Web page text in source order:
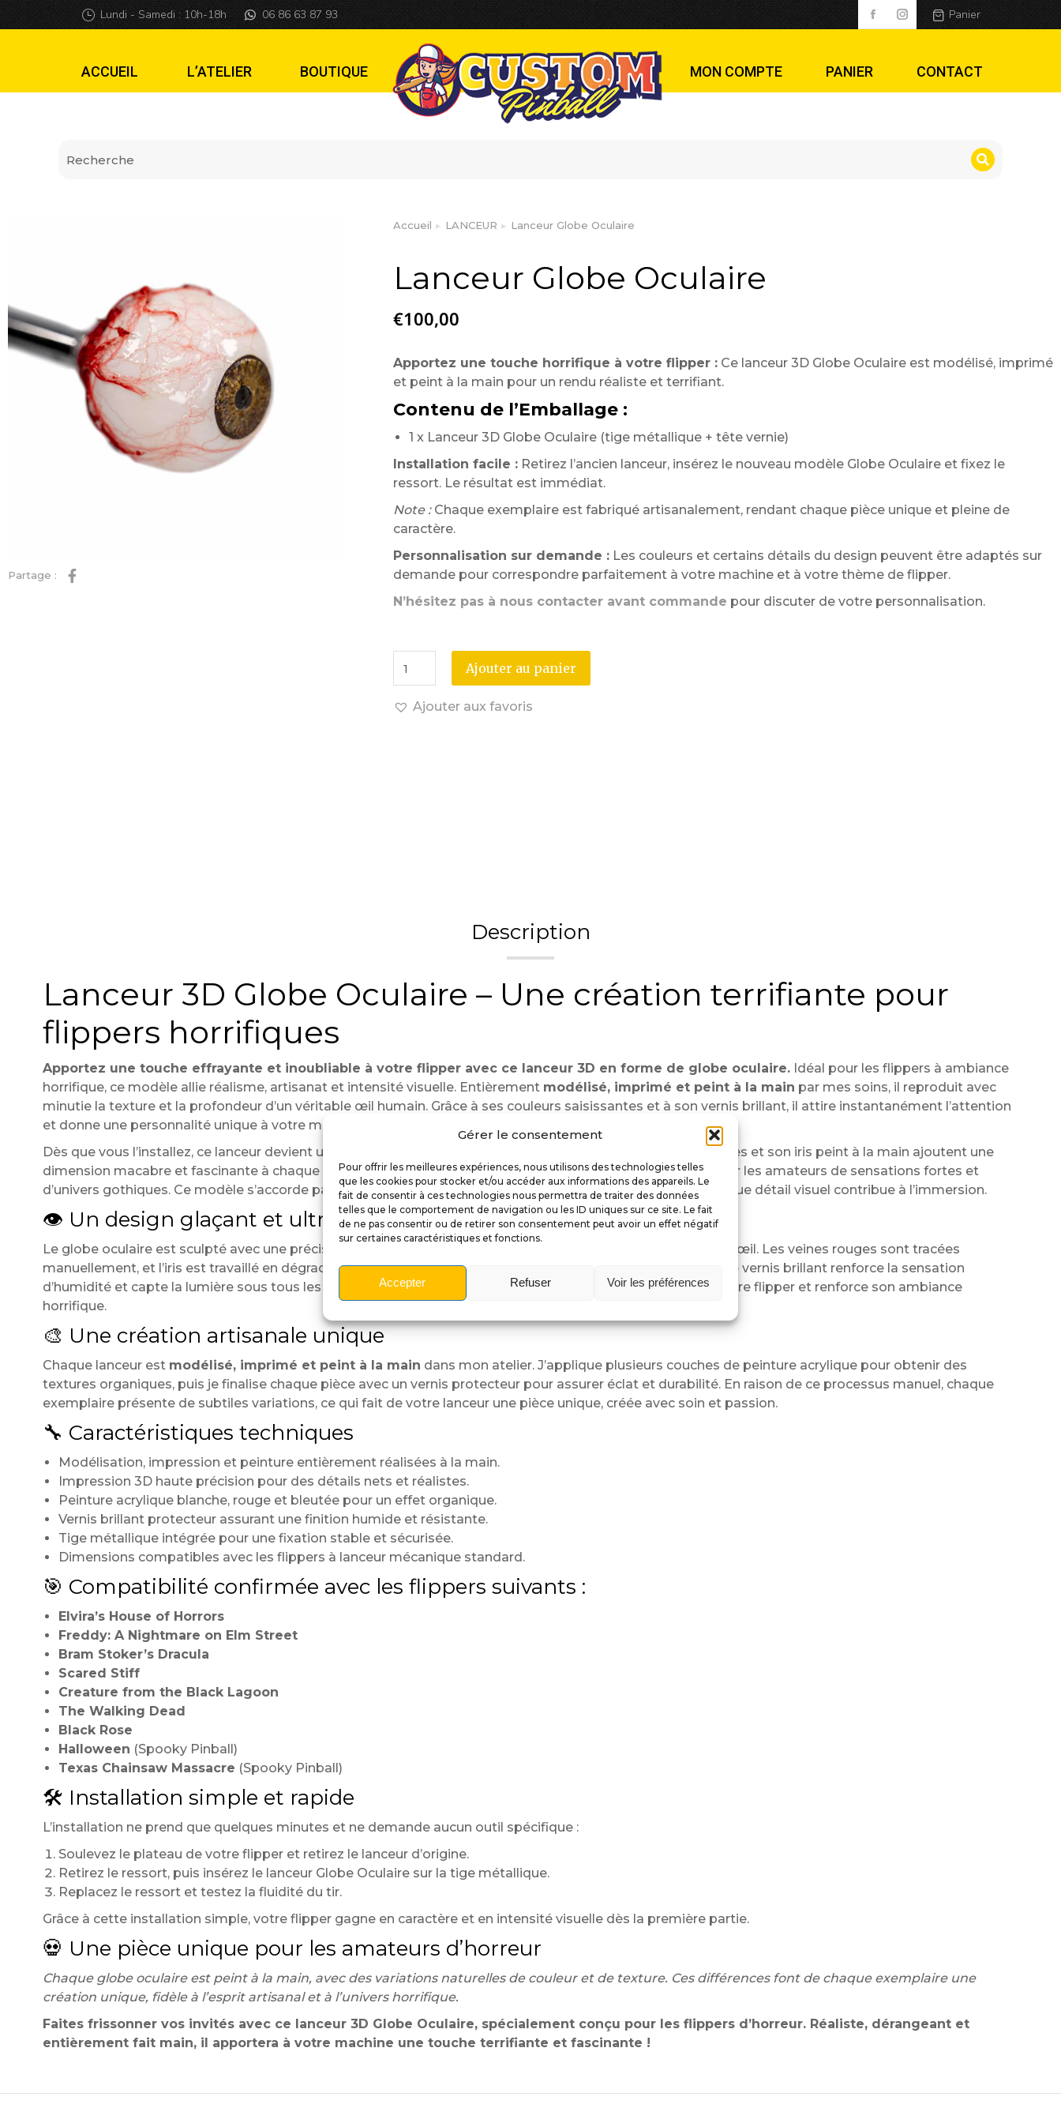
Gérer le consentement
Pour offrir les meilleures expériences, nous utilisons des technologies telles
que les cookies pour stocker et/ou accéder aux informations des appareils. Le
fait de consentir à ces technologies nous permettra de traiter des données
telles que le comportement de navigation ou les ID uniques sur ce site. Le fait
de ne pas consentir ou de retirer son consentement peut avoir un effet négatif
sur certaines caractéristiques et fonctions.
Accepter Refuser Voir les préférences
Lanceur Globe Oculaire
Lundi - Samedi : 10h-18h 06 86 63 87 93 Panier
ACCUEIL L’ATELIER BOUTIQUE MON COMPTE PANIER CONTACT
Partage :
Vous êtes ici :
Accueil LANCEUR Lanceur Globe Oculaire
Lanceur Globe Oculaire
€100,00
Apportez une touche horrifique à votre flipper :Ce lanceur 3D Globe Oculaire est modélisé, imprimé
et peint à la main pour un rendu réaliste et terrifiant.
Contenu de l’Emballage :
1 x Lanceur 3D Globe Oculaire (tige métallique + tête vernie)
Installation facile :Retirez l’ancien lanceur, insérez le nouveau modèle Globe Oculaire et fixez le
ressort. Le résultat est immédiat.
Note :Chaque exemplaire est fabriqué artisanalement, rendant chaque pièce unique et pleine de
caractère.
Personnalisation sur demande :Les couleurs et certains détails du design peuvent être adaptés sur
demande pour correspondre parfaitement à votre machine et à votre thème de flipper.
N’hésitez pas à nous contacter avant commande pour discuter de votre personnalisation.
Ajouter au panier
Ajouter aux favoris
Description
Lanceur 3D Globe Oculaire – Une création terrifiante pour
flippers horrifiques
Apportez une touche effrayante et inoubliable à votre flipper avec ce lanceur 3D en forme de globe oculaire.Idéal pour les flippers à ambiance
horrifique, ce modèle allie réalisme, artisanat et intensité visuelle. Entièrement modélisé, imprimé et peint à la main par mes soins, il reproduit avec
minutie la texture et la profondeur d’un véritable œil humain. Grâce à ses couleurs saisissantes et à son vernis brillant, il attire instantanément l’attention
et donne une personnalité unique à votre machine.
Dès que vous l’installez, ce lanceur devient un point focal de votre flipper. Son regard brillant, ses veines rouges et son iris peint à la main ajoutent une
dimension macabre et fascinante à chaque partie. Ainsi, le flipper prend vie sous un nouveau jour, parfait pour les amateurs de sensations fortes et
d’univers gothiques. Ce modèle s’accorde particulièrement bien avec les flippers d’horreur classique, où chaque détail visuel contribue à l’immersion.
👁️ Un design glaçant et ultra-réaliste
Le globe oculaire est sculpté avec une précision remarquable pour restituer l’anatomie et les reflets d’un vrai œil. Les veines rouges sont tracées
manuellement, et l’iris est travaillé en dégradés de couleurs pour obtenir un effet profond et vivant. De plus, le vernis brillant renforce la sensation
d’humidité et capte la lumière sous tous les angles. Ce réalisme dérangeant apporte une touche unique à votre flipper et renforce son ambiance
horrifique.
🎨 Une création artisanale unique
Chaque lanceur est modélisé, imprimé et peint à la main dans mon atelier. J’applique plusieurs couches de peinture acrylique pour obtenir des
textures organiques, puis je finalise chaque pièce avec un vernis protecteur pour assurer éclat et durabilité. En raison de ce processus manuel, chaque
exemplaire présente de subtiles variations, ce qui fait de votre lanceur une pièce unique, créée avec soin et passion.
🔧 Caractéristiques techniques
Modélisation, impression et peinture entièrement réalisées à la main.
Impression 3D haute précision pour des détails nets et réalistes.
Peinture acrylique blanche, rouge et bleutée pour un effet organique.
Vernis brillant protecteur assurant une finition humide et résistante.
Tige métallique intégrée pour une fixation stable et sécurisée.
Dimensions compatibles avec les flippers à lanceur mécanique standard.
🎯 Compatibilité confirmée avec les flippers suivants :
Elvira’s House of Horrors
Freddy: A Nightmare on Elm Street
Bram Stoker’s Dracula
Scared Stiff
Creature from the Black Lagoon
The Walking Dead
Black Rose
Halloween (Spooky Pinball)
Texas Chainsaw Massacre (Spooky Pinball)
🛠️ Installation simple et rapide
L’installation ne prend que quelques minutes et ne demande aucun outil spécifique :
Soulevez le plateau de votre flipper et retirez le lanceur d’origine.
Retirez le ressort, puis insérez le lanceur Globe Oculaire sur la tige métallique.
Replacez le ressort et testez la fluidité du tir.
Grâce à cette installation simple, votre flipper gagne en caractère et en intensité visuelle dès la première partie.
💀 Une pièce unique pour les amateurs d’horreur
Chaque globe oculaire est peint à la main, avec des variations naturelles de couleur et de texture. Ces différences font de chaque exemplaire une
création unique, fidèle à l’esprit artisanal et à l’univers horrifique.
Faites frissonner vos invités avec ce lanceur 3D Globe Oculaire, spécialement conçu pour les flippers d’horreur. Réaliste, dérangeant et
entièrement fait main, il apportera à votre machine une touche terrifiante et fascinante !